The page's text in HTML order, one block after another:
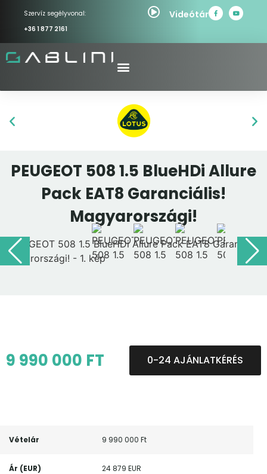
Szervíz segélyvonal:
+36 1 877 2161
Videótár
PEUGEOT 508 1.5 BlueHDi Allure
Pack EAT8 Garanciális!
Magyarországi!
9 990 000 FT 0-24 AJÁNLATKÉRÉS
Vételár 9 990 000 Ft
Ár (EUR) 24 879 EUR